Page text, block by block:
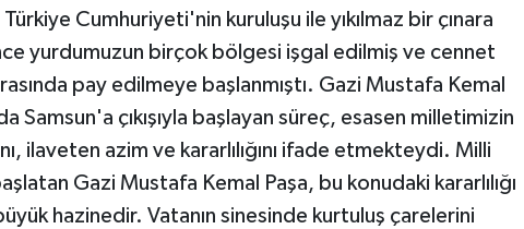
Cumhuriyeti'nin kuruluşu ile yıkılmaz bir çınara
yurdumuzun birçok bölgesi işgal edilmiş ve cennet
pay edilmeye başlanmıştı. Gazi Mustafa Kemal
Samsun'a çıkışıyla başlayan süreç, esasen milletimizin
ilaveten azim ve kararlılığını ifade etmekteydi. Milli
Gazi Mustafa Kemal Paşa, bu konudaki kararlılığı
hazinedir. Vatanın sinesinde kurtuluş çarelerini